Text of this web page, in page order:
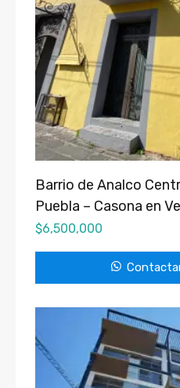
Barrio de Analco
Puebla – Casona en
$6,500,000